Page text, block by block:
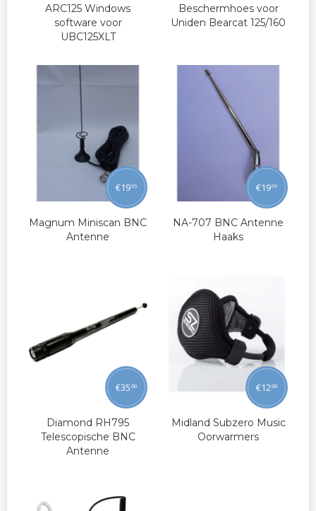
ARC125 Windows
software voor
UBC125XLT
Beschermhoes voor
Uniden Bearcat 125/160
Magnum Miniscan BNC
Antenne
€1995
NA-707 BNC Antenne
Haaks
€1999
Diamond RH795
Telescopische BNC
Antenne
€35 00
Midland Subzero Music
Oorwarmers
€1200